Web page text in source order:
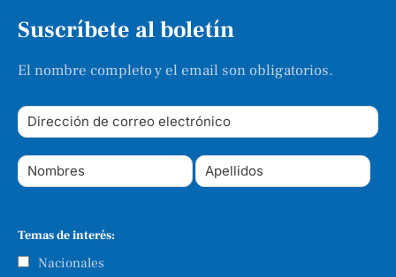
Suscríbete al boletín
El nombre completo y el email son obligatorios.
Temas de interés:
Nacionales